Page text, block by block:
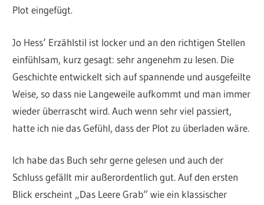
Plot eingefügt.
Jo Hess‘ Erzählstil ist locker und an den richtigen Stellen
einfühlsam, kurz gesagt: sehr angenehm zu lesen. Die
Geschichte entwickelt sich auf spannende und ausgefeilte
Weise, so dass nie Langeweile aufkommt und man immer
wieder überrascht wird. Auch wenn sehr viel passiert,
hatte ich nie das Gefühl, dass der Plot zu überladen wäre.
Ich habe das Buch sehr gerne gelesen und auch der
Schluss gefällt mir außerordentlich gut. Auf den ersten
Blick erscheint „Das Leere Grab“ wie ein klassischer